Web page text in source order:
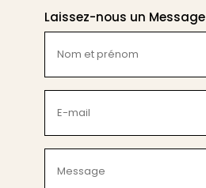
Laissez-nous un Message
et
prénom
(Nécessaire)
mail
(Nécessaire)
(Nécessaire)